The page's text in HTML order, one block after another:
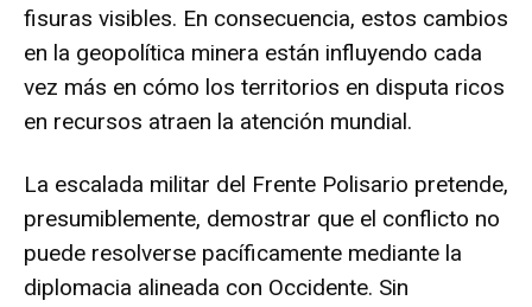
fisuras visibles. En consecuencia, estos cambios
en la geopolítica minera están influyendo cada
vez más en cómo los territorios en disputa ricos
en recursos atraen la atención mundial.
La escalada militar del Frente Polisario pretende,
presumiblemente, demostrar que el conflicto no
puede resolverse pacíficamente mediante la
diplomacia alineada con Occidente. Sin